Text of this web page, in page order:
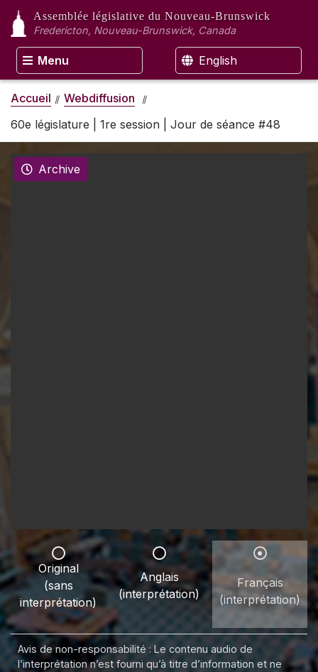
Assemblée législative du Nouveau-Brunswick
Fredericton, Nouveau-Brunswick, Canada
Menu English
Accueil
Webdiffusion
60e législature | 1re session | Jour de séance #48
Archive
Original
(sans
interprétation)
Anglais
(interprétation)
Français
(interprétation)
Avis de non-responsabilité : Le contenu audio de
l’interprétation n’est fourni qu’à titre d’information et ne